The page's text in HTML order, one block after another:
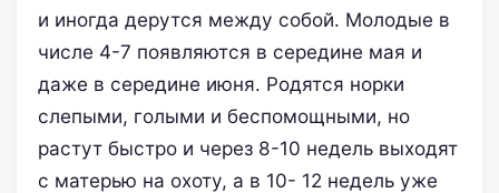
и иногда дерутся между собой. Молодые в
числе 4-7 появляются в середине мая и
даже в середине июня. Родятся норки
слепыми, голыми и беспомощными, но
растут быстро и через 8-10 недель выходят
с матерью на охоту, а в 10- 12 недель уже